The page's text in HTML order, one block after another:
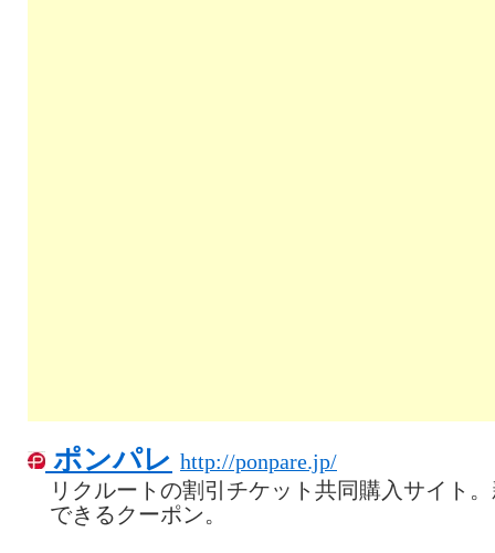
ポンパレ http://ponpare.jp/
リクルートの割引チケット共同購入サイト
できるクーポン。